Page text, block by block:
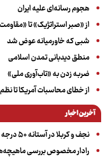
هجوم رسانه‌ای علیه ایران
از «صبر استراتژیک» تا
شبی که خاورمیانه عوض شد
منطق دیدبانی تمدن اسلامی
ضربه زدن به «تاب‌آوری ملی»
از خطای محاسبات آمریکا تا
آخرین اخبار
نجف و کربلا در آستانه ۵۰ درجه
رادار مخصوص بررسی